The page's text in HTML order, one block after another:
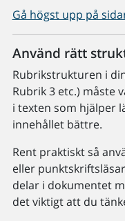
Gå högst upp på
Använd rätt
Rubrikstrukturen i
Rubrik 3 etc.) måste
i texten som hjälper
innehållet bättre.
Rent praktiskt så
eller
delar i dokumentet
det viktigt att du